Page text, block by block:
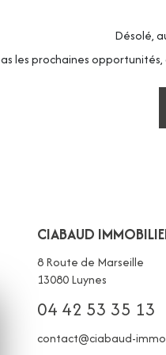
Désolé,
les prochaines
CIABAUD
8 Route de Marseille
13080Luynes
04 42 53 35 13
contact@ciabaud-